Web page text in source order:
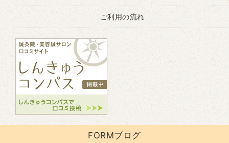
ご利用の流れ
FORMブログ